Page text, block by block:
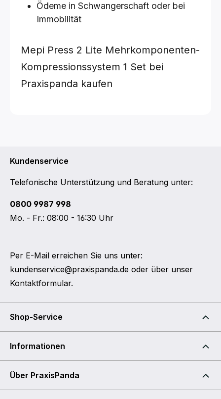
Ödeme in Schwangerschaft oder bei
Immobilität
Mepi Press 2 Lite Mehrkomponenten-
Kompressionssystem 1 Set bei
Praxispanda kaufen
Kundenservice
Telefonische Unterstützung und Beratung unter:
0800 9987 998
Mo. - Fr.: 08:00 - 16:30 Uhr
Per E-Mail erreichen Sie uns unter:
kundenservice@praxispanda.de oder über unser
Kontaktformular.
Shop-Service
Informationen
Über PraxisPanda